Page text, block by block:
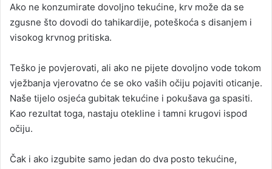
Ako ne konzumirate dovoljno tekućine, krv može da se
zgusne što dovodi do tahikardije, poteškoća s disanjem i
visokog krvnog pritiska.
Teško je povjerovati, ali ako ne pijete dovoljno vode tokom
vježbanja vjerovatno će se oko vaših očiju pojaviti oticanje.
Naše tijelo osjeća gubitak tekućine i pokušava ga spasiti.
Kao rezultat toga, nastaju otekline i tamni krugovi ispod
očiju.
Čak i ako izgubite samo jedan do dva posto tekućine,